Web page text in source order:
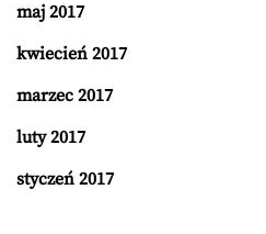
maj 2017
kwiecień 2017
marzec 2017
luty 2017
styczeń 2017